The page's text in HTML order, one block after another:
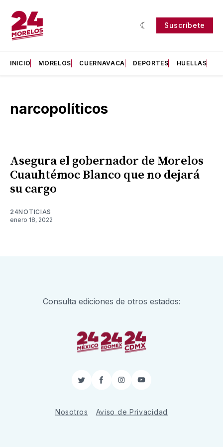
Suscríbete
INICIO MORELOS CUERNAVACA DEPORTES HUELLAS
narcopolíticos
Asegura el gobernador de Morelos
Cuauhtémoc Blanco que no dejará
su cargo
24NOTICIAS
enero 18, 2022
Consulta ediciones de otros estados:
TwitterFacebook
InstagramYouTube
Nosotros Aviso de Privacidad